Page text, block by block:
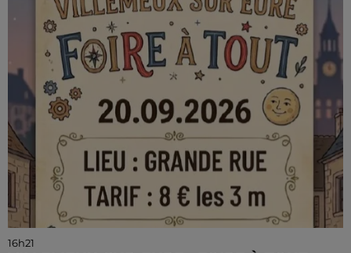
16h21